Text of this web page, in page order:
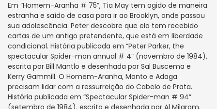
Em “Homem-Aranha # 75”, Tia May tem agido de maneira
estranha e saído de casa para ir ao Brooklyn, onde passou
sua adolescência. Peter descobre que ela tem recebido
cartas de um antigo pretendente, que está em liberdade
condicional. História publicada em “Peter Parker, the
spectacular Spider-man annual # 4” (novembro de 1984),
escrita por Bill Mantlo e desenhada por Sal Buscema e
Kerry Gammill. O Homem-Aranha, Manto e Adaga
precisam lidar com a ressurreição do Cabelo de Prata.
História publicada em “Spectacular Spider-man # 94”